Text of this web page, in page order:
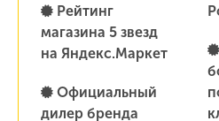
Рейтинг
магазина 5 звезд
на Яндекс.Маркет
Официальный
дилер бренда